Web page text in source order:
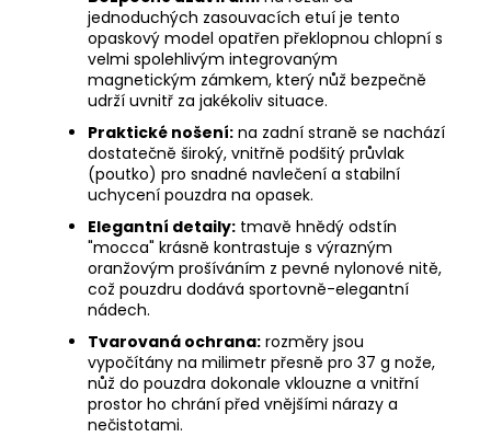
jednoduchých zasouvacích etuí je tento
opaskový model opatřen překlopnou chlopní s
velmi spolehlivým integrovaným
magnetickým zámkem, který nůž bezpečně
udrží uvnitř za jakékoliv situace.
Praktické nošení: na zadní straně se nachází
dostatečně široký, vnitřně podšitý průvlak
(poutko) pro snadné navlečení a stabilní
uchycení pouzdra na opasek.
Elegantní detaily: tmavě hnědý odstín
"mocca" krásně kontrastuje s výrazným
oranžovým prošíváním z pevné nylonové nitě,
což pouzdru dodává sportovně-elegantní
nádech.
Tvarovaná ochrana: rozměry jsou
vypočítány na milimetr přesně pro 37 g nože,
nůž do pouzdra dokonale vklouzne a vnitřní
prostor ho chrání před vnějšími nárazy a
nečistotami.